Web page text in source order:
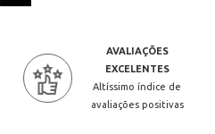
AVALIAÇÕES
EXCELENTES
Altíssimo índice de
avaliações positivas